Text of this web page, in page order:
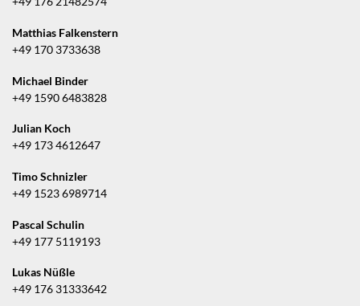
Matthias Falkenstern
+49 170 3733638
Michael Binder
+49 1590 6483828
Julian Koch
+49 173 4612647
Timo Schnizler
+49 1523 6989714
Pascal Schulin
+49 177 5119193
Lukas Nüßle
+49 176 31333642